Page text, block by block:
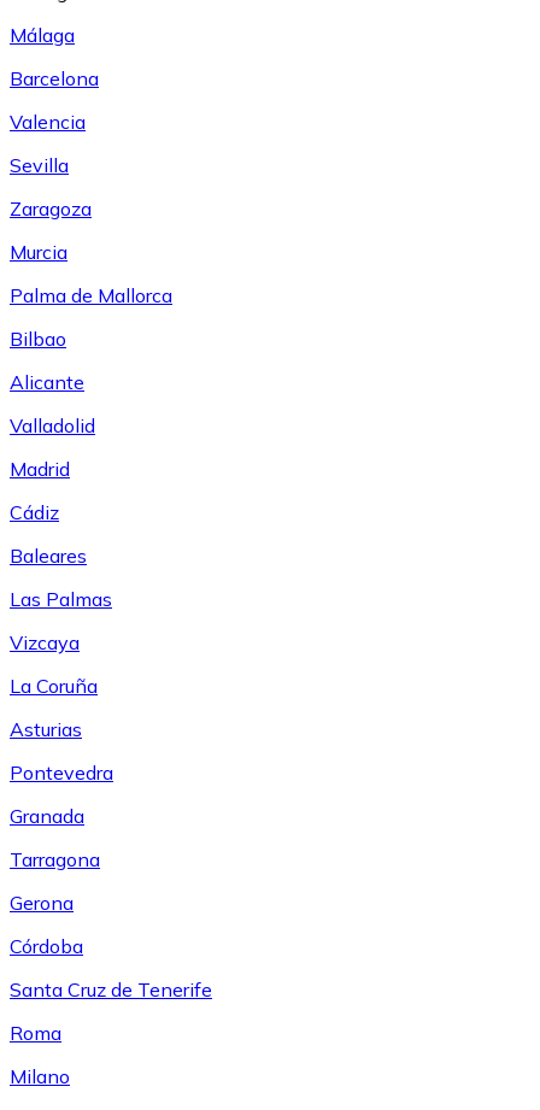
Málaga
Barcelona
Valencia
Sevilla
Zaragoza
Murcia
Palma de Mallorca
Bilbao
Alicante
Valladolid
Madrid
Cádiz
Baleares
Las Palmas
Vizcaya
La Coruña
Asturias
Pontevedra
Granada
Tarragona
Gerona
Córdoba
Santa Cruz de Tenerife
Roma
Milano